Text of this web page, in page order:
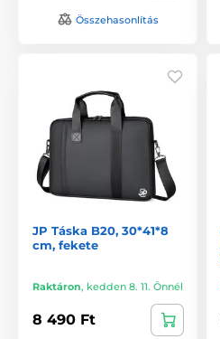
Összehasonlítás
JP Táska B20, 30*41*8
cm, fekete
Raktáron, kedden 8. 11. Önnél
8 490 Ft